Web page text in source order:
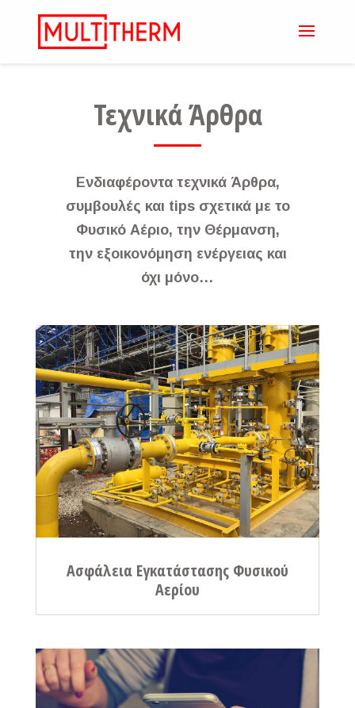
Τεχνικά Άρθρα
Ενδιαφέροντα τεχνικά Άρθρα,
συμβουλές και tips σχετικά με το
Φυσικό Αέριο, την Θέρμανση,
την εξοικονόμηση ενέργειας και
όχι μόνο…
Ασφάλεια Εγκατάστασης Φυσικού
Αερίου